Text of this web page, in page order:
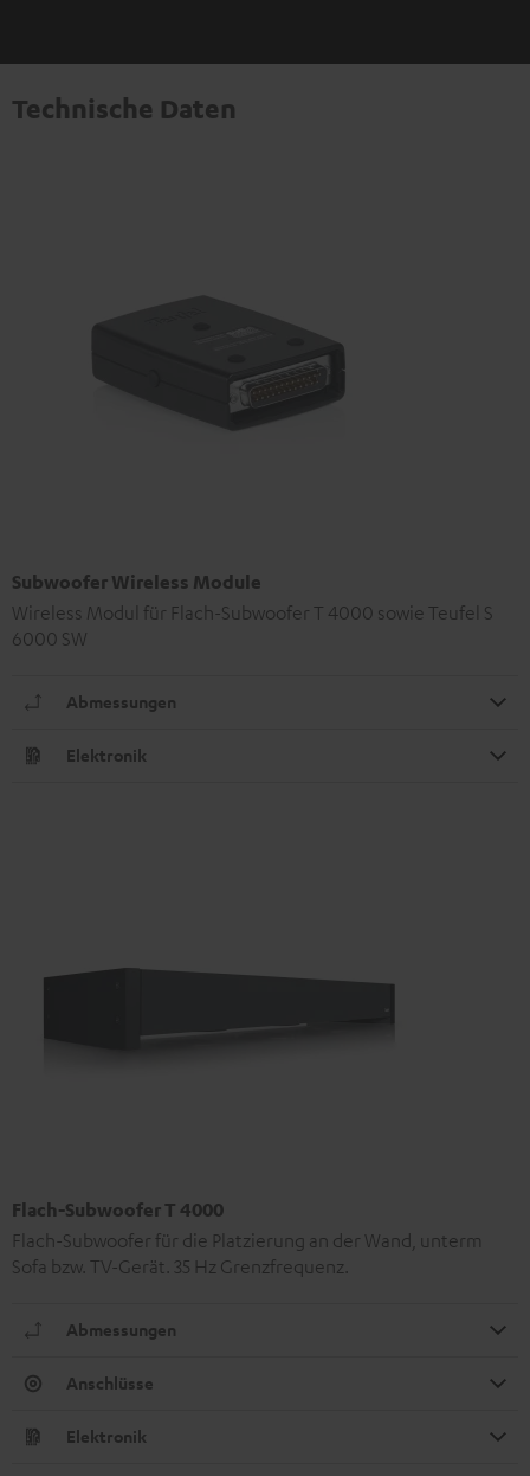
Technische Daten
Subwoofer Wireless Module
Wireless Modul für Flach-Subwoofer T 4000 sowie Teufel S
6000 SW
Abmessungen
Elektronik
Flach-Subwoofer T 4000
Flach-Subwoofer für die Platzierung an der Wand, unterm
Sofa bzw. TV-Gerät. 35 Hz Grenzfrequenz.
Abmessungen
Anschlüsse
Elektronik